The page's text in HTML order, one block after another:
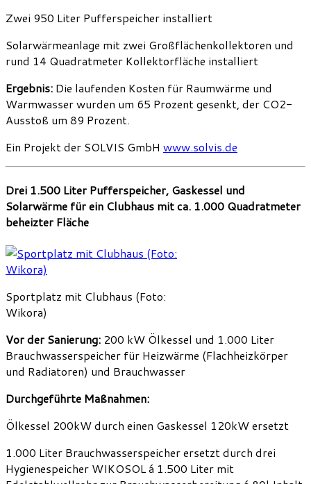
Zwei 950 Liter Pufferspeicher installiert
Solarwärmeanlage mit zwei Großflächenkollektoren und
rund 14 Quadratmeter Kollektorfläche installiert
Ergebnis: Die laufenden Kosten für Raumwärme und
Warmwasser wurden um 65 Prozent gesenkt, der CO2-
Ausstoß um 89 Prozent.
Ein Projekt der SOLVIS GmbH www.solvis.de
Drei 1.500 Liter Pufferspeicher, Gaskessel und
Solarwärme für ein Clubhaus mit ca. 1.000 Quadratmeter
beheizter Fläche
Sportplatz mit Clubhaus (Foto:
Wikora)
Vor der Sanierung: 200 kW Ölkessel und 1.000 Liter
Brauchwasserspeicher für Heizwärme (Flachheizkörper
und Radiatoren) und Brauchwasser
Durchgeführte Maßnahmen:
Ölkessel 200kW durch einen Gaskessel 120kW ersetzt
1.000 Liter Brauchwasserspeicher ersetzt durch drei
Hygienespeicher WIKOSOL á 1.500 Liter mit